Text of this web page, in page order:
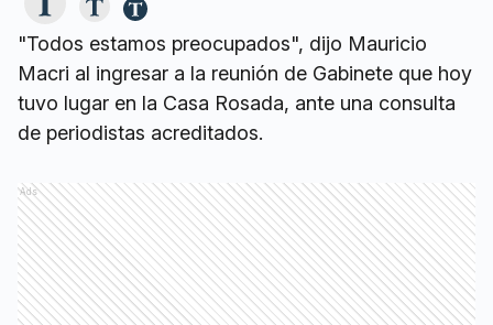
"Todos estamos preocupados", dijo Mauricio
Macri al ingresar a la reunión de Gabinete que hoy
tuvo lugar en la Casa Rosada, ante una consulta
de periodistas acreditados.
Ads